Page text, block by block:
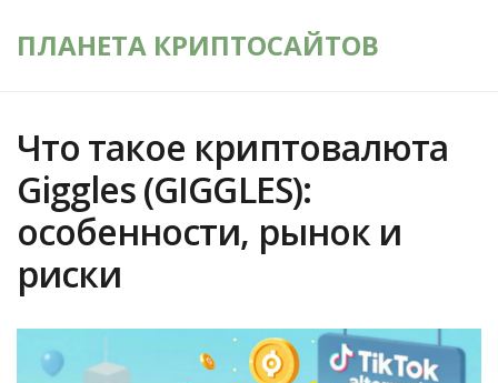
ПЛАНЕТА КРИПТОСАЙТОВ
Что такое криптовалюта
Giggles (GIGGLES):
особенности, рынок и
риски